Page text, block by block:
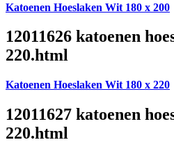
Katoenen Hoeslaken Wit 180 x 200
12011626 katoenen
220.html
Katoenen Hoeslaken Wit 180 x 220
12011627 katoenen
220.html